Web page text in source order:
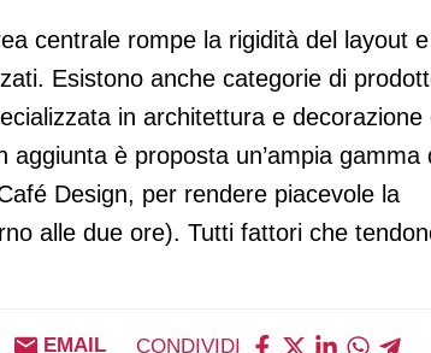
centrale rompe la rigidità del layout e
Esistono anche categorie di
in architettura e decorazione
è proposta un’ampia gamma
Design, per rendere piacevole la
alle due ore). Tutti fattori che
EMAIL CONDIVIDI